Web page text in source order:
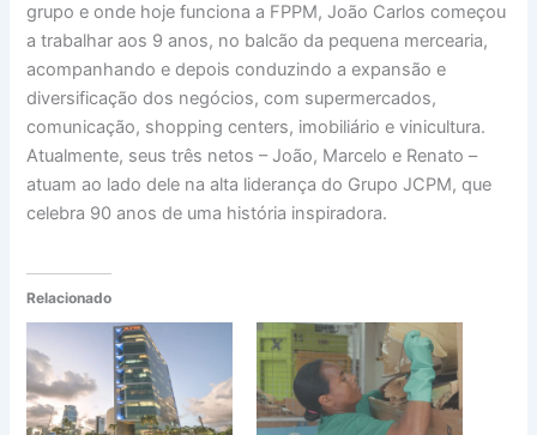
grupo e onde hoje funciona a FPPM, João Carlos começou
a trabalhar aos 9 anos, no balcão da pequena mercearia,
acompanhando e depois conduzindo a expansão e
diversificação dos negócios, com supermercados,
comunicação, shopping centers, imobiliário e vinicultura.
Atualmente, seus três netos – João, Marcelo e Renato –
atuam ao lado dele na alta liderança do Grupo JCPM, que
celebra 90 anos de uma história inspiradora.
Relacionado